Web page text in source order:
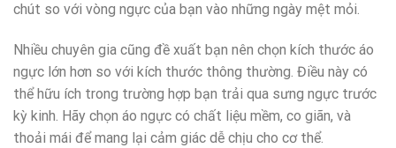
chút so với vòng ngực của bạn vào những ngày mệt mỏi.
Nhiều chuyên gia cũng đề xuất bạn nên chọn kích thước áo
ngực lớn hơn so với kích thước thông thường. Điều này có
thể hữu ích trong trường hợp bạn trải qua sưng ngực trước
kỳ kinh. Hãy chọn áo ngực có chất liệu mềm, co giãn, và
thoải mái để mang lại cảm giác dễ chịu cho cơ thể.